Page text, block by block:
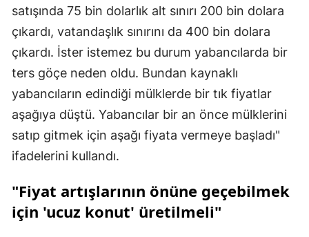
satışında 75 bin dolarlık alt sınırı 200 bin dolara
çıkardı, vatandaşlık sınırını da 400 bin dolara
çıkardı. İster istemez bu durum yabancılarda bir
ters göçe neden oldu. Bundan kaynaklı
yabancıların edindiği mülklerde bir tık fiyatlar
aşağıya düştü. Yabancılar bir an önce mülklerini
satıp gitmek için aşağı fiyata vermeye başladı"
ifadelerini kullandı.
"Fiyat artışlarının önüne geçebilmek
için 'ucuz konut' üretilmeli"